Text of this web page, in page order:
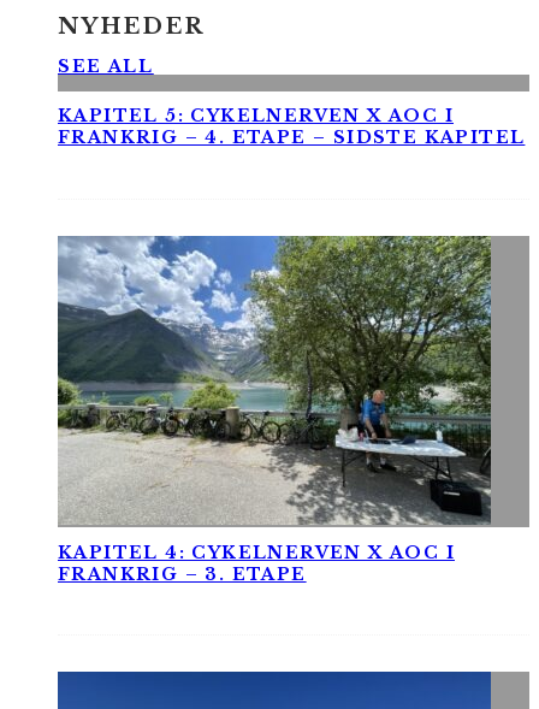
NYHEDER
SEE ALL
KAPITEL 5: CYKELNERVEN X AOC I
FRANKRIG – 4. ETAPE – SIDSTE KAPITEL
KAPITEL 4: CYKELNERVEN X AOC I
FRANKRIG – 3. ETAPE